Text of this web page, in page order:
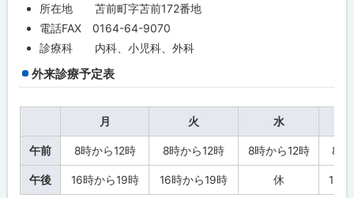
立
診
所
基
本
問
わ
せ
戻
る
所在地 苫前町字苫前172番地
電話FAX 0164-64-9070
診療科 内科、小児科、外科
外来診療予定表
月 火 水
午前 8時から12時 8時から12時 8時から12時 8時
午後 16時から19時 16時から19時 休 16